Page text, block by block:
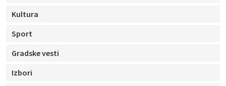
Kultura
Sport
Gradske vesti
Izbori